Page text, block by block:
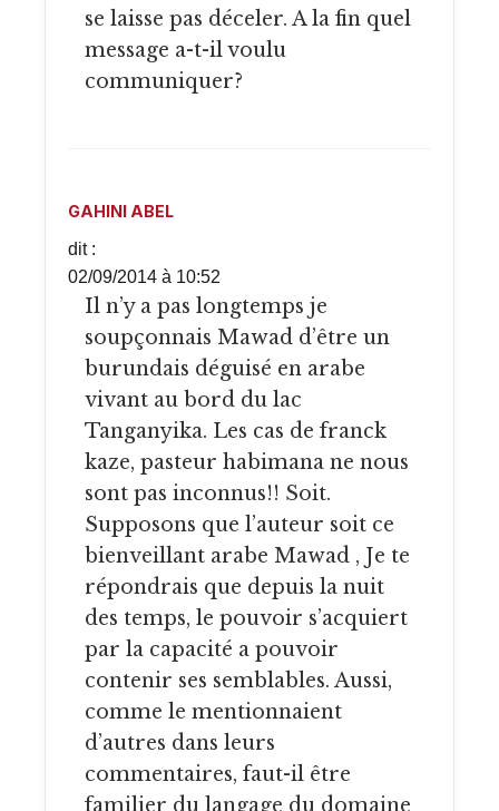
se laisse pas déceler. A la fin quel
message a-t-il voulu
communiquer?
GAHINI ABEL
dit :
02/09/2014 à 10:52
Il n’y a pas longtemps je
soupçonnais Mawad d’être un
burundais déguisé en arabe
vivant au bord du lac
Tanganyika. Les cas de franck
kaze, pasteur habimana ne nous
sont pas inconnus!! Soit.
Supposons que l’auteur soit ce
bienveillant arabe Mawad , Je te
répondrais que depuis la nuit
des temps, le pouvoir s’acquiert
par la capacité a pouvoir
contenir ses semblables. Aussi,
comme le mentionnaient
d’autres dans leurs
commentaires, faut-il être
familier du langage du domaine